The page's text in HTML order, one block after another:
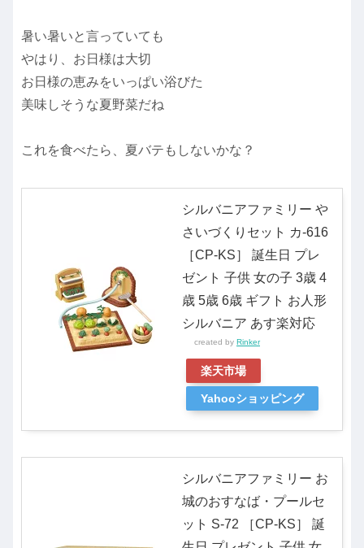
暑い暑いと言っていても
やはり、お日様は大切
お日様の恵みをいっぱい浴びた
美味しそうな夏野菜だね
これを食べたら、夏バテもしないかな？
シルバニアファミリー や
さいづくりセット カ-616
［CP-KS］ 誕生日 プレ
ゼント 子供 女の子 3歳 4
歳 5歳 6歳 ギフト お人形
シルバニア あす楽対応
created by Rinker
楽天市場
Yahooショッピング
シルバニアファミリー お
城のおすなば・プールセ
ット S-72 ［CP-KS］ 誕